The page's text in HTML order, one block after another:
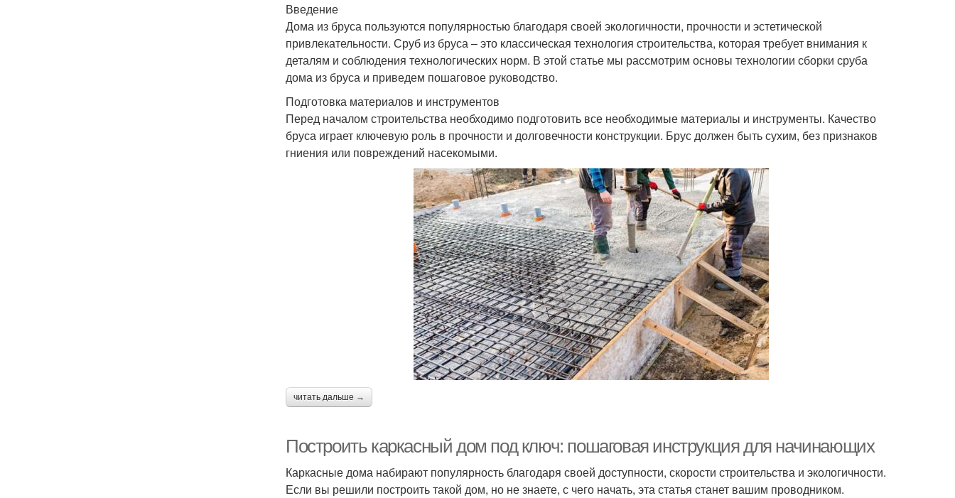
Введение
Дома из бруса пользуются популярностью благодаря своей экологичности, прочности и эстетической
привлекательности. Сруб из бруса – это классическая технология строительства, которая требует внимания к
деталям и соблюдения технологических норм. В этой статье мы рассмотрим основы технологии сборки сруба
дома из бруса и приведем пошаговое руководство.
Подготовка материалов и инструментов
Перед началом строительства необходимо подготовить все необходимые материалы и инструменты. Качество
бруса играет ключевую роль в прочности и долговечности конструкции. Брус должен быть сухим, без признаков
гниения или повреждений насекомыми.
читать дальше →
Построить каркасный дом под ключ: пошаговая инструкция для начинающих
Каркасные дома набирают популярность благодаря своей доступности, скорости строительства и экологичности.
Если вы решили построить такой дом, но не знаете, с чего начать, эта статья станет вашим проводником.